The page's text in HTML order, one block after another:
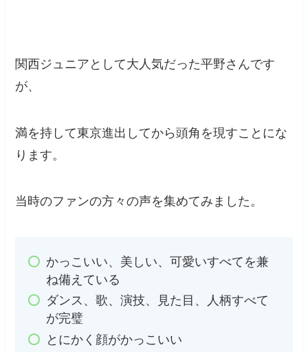
関西ジュニアとして大人気だった平野さんです
が、
満を持して東京進出してから頭角を現すことにな
ります。
当時のファンの方々の声を集めてみました。
かっこいい、美しい、可愛いすべてを兼
ね備えている
ダンス、歌、演技、見た目、人柄すべて
が完璧
とにかく顔がかっこいい